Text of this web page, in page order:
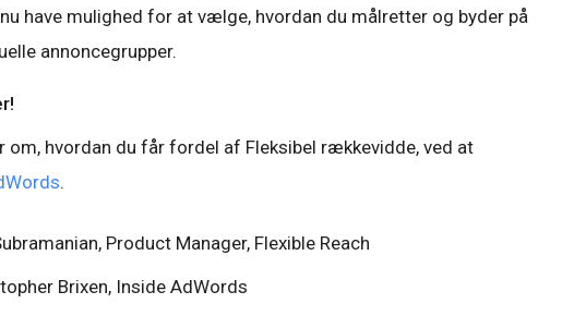
have mulighed for at vælge, hvordan du målretter og byder på
annoncegrupper.
om, hvordan du får fordel af Fleksibel rækkevidde, ved at
.
Product Manager, Flexible Reach
Brixen, Inside AdWords